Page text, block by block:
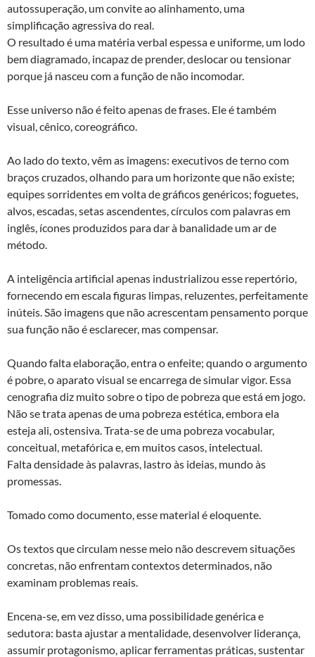
autossuperação, um convite ao alinhamento, uma
simplificação agressiva do real.
O resultado é uma matéria verbal espessa e uniforme, um lodo
bem diagramado, incapaz de prender, deslocar ou tensionar
porque já nasceu com a função de não incomodar.
Esse universo não é feito apenas de frases. Ele é também
visual, cênico, coreográfico.
Ao lado do texto, vêm as imagens: executivos de terno com
braços cruzados, olhando para um horizonte que não existe;
equipes sorridentes em volta de gráficos genéricos; foguetes,
alvos, escadas, setas ascendentes, círculos com palavras em
inglês, ícones produzidos para dar à banalidade um ar de
método.
A inteligência artificial apenas industrializou esse repertório,
fornecendo em escala figuras limpas, reluzentes, perfeitamente
inúteis. São imagens que não acrescentam pensamento porque
sua função não é esclarecer, mas compensar.
Quando falta elaboração, entra o enfeite; quando o argumento
é pobre, o aparato visual se encarrega de simular vigor. Essa
cenografia diz muito sobre o tipo de pobreza que está em jogo.
Não se trata apenas de uma pobreza estética, embora ela
esteja ali, ostensiva. Trata-se de uma pobreza vocabular,
conceitual, metafórica e, em muitos casos, intelectual.
Falta densidade às palavras, lastro às ideias, mundo às
promessas.
Tomado como documento, esse material é eloquente.
Os textos que circulam nesse meio não descrevem situações
concretas, não enfrentam contextos determinados, não
examinam problemas reais.
Encena-se, em vez disso, uma possibilidade genérica e
sedutora: basta ajustar a mentalidade, desenvolver liderança,
assumir protagonismo, aplicar ferramentas práticas, sustentar